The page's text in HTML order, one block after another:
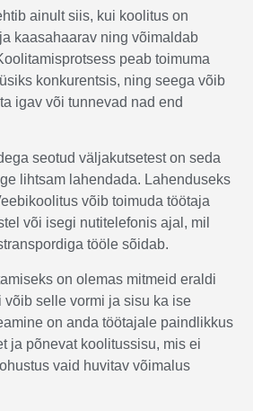
ainult siis, kui koolitus on
kaasahaarav ning võimaldab
peab toimuma
konkurentsis, ning seega võib
igav või tunnevad nad end
seotud väljakutsetest on seda
lihtsam lahendada. Lahenduseks
võib toimuda töötaja
või isegi nutitelefonis ajal, mil
tööle sõidab.
on olemas mitmeid eraldi
võib selle vormi ja sisu ka ise
on anda töötajale paindlikkus
ja põnevat koolitussisu, mis ei
vaid huvitav võimalus